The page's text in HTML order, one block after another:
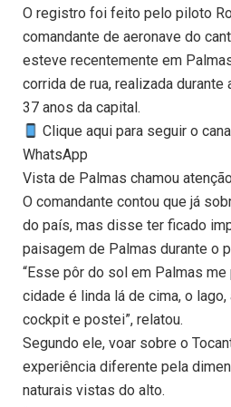
O registro foi feito pelo piloto
comandante de aeronave do
esteve recentemente em
corrida de rua, realizada
37 anos da capital.
Clique aqui para seguir o
WhatsApp
Vista de Palmas chamou
O comandante contou que já
do país, mas disse ter ficado
paisagem de Palmas durante o
“Esse pôr do sol em Palmas
cidade é linda lá de cima, o
cockpit e postei”, relatou.
Segundo ele, voar sobre o
experiência diferente pela
naturais vistas do alto.